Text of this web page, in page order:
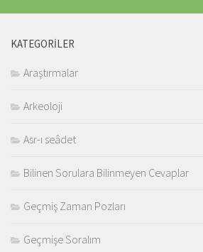
KATEGORILER
Araştırmalar
Arkeoloji
Asr-ı seâdet
Bilinen Sorulara Bilinmeyen Cevaplar
Geçmiş Zaman Pozları
Geçmişe Soralım